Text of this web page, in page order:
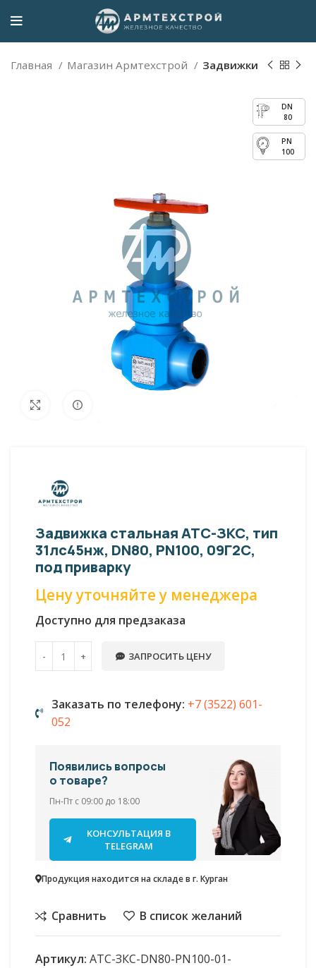
Главная Магазин Армтехстрой Задвижки
80
100
Увеличить
Задвижка стальная АТС-ЗКС, тип
31лс45нж, DN80, PN100, 09Г2С,
под приварку
Цену уточняйте у менеджера
Доступно для предзаказа
ЗАПРОСИТЬ ЦЕНУ
Заказать по телефону: +7 (3522) 601-
052
Появились вопросы
о товаре?
Пн-Пт с 09:00 до 18:00
КОНСУЛЬТАЦИЯ В
TELEGRAM
Продукция находится на складе в г. Курган
Сравнить В список желаний
Артикул: АТС-ЗКС-DN80-PN100-01-